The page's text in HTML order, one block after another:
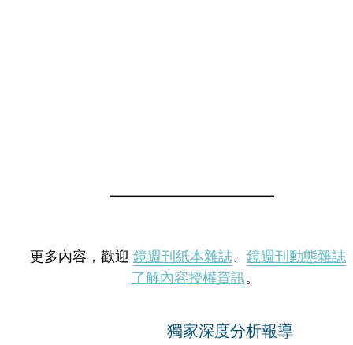
更多內容，歡迎 鏡週刊紙本雜誌、 鏡週刊動態雜誌
了解內容授權資訊。
獨家深度分析報導